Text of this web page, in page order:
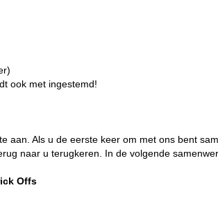
ook met ingestemd!
aan. Als u de eerste keer om met ons bent
naar u terugkeren. In de volgende
Offs